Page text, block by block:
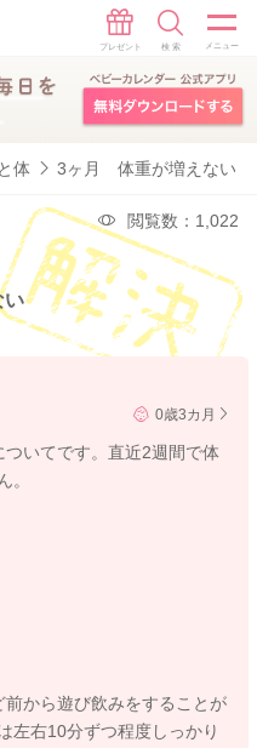
体 3ヶ月 体重が増えない
閲覧数：1,022
い
0歳3カ月
いてです。直近2週間で体
。
から遊び飲みをすることが
左右10分ずつ程度しっかり